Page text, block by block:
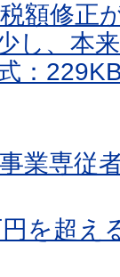
額修正
し、本
：
業専従
を超え